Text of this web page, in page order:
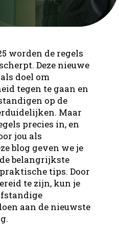
worden de regels
Deze nieuwe
doel om
tegen te gaan en
op de
Maar
precies in, en
jou als
blog geven we je
belangrijkste
tips. Door
te zijn, kun je
aan de nieuwste